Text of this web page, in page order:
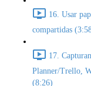
16. Usar
compartidas
17.
Planner/Trello,
(8:26)